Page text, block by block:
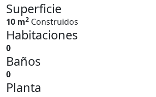
Superficie
10 m2 Construidos
Habitaciones
0
Baños
0
Planta